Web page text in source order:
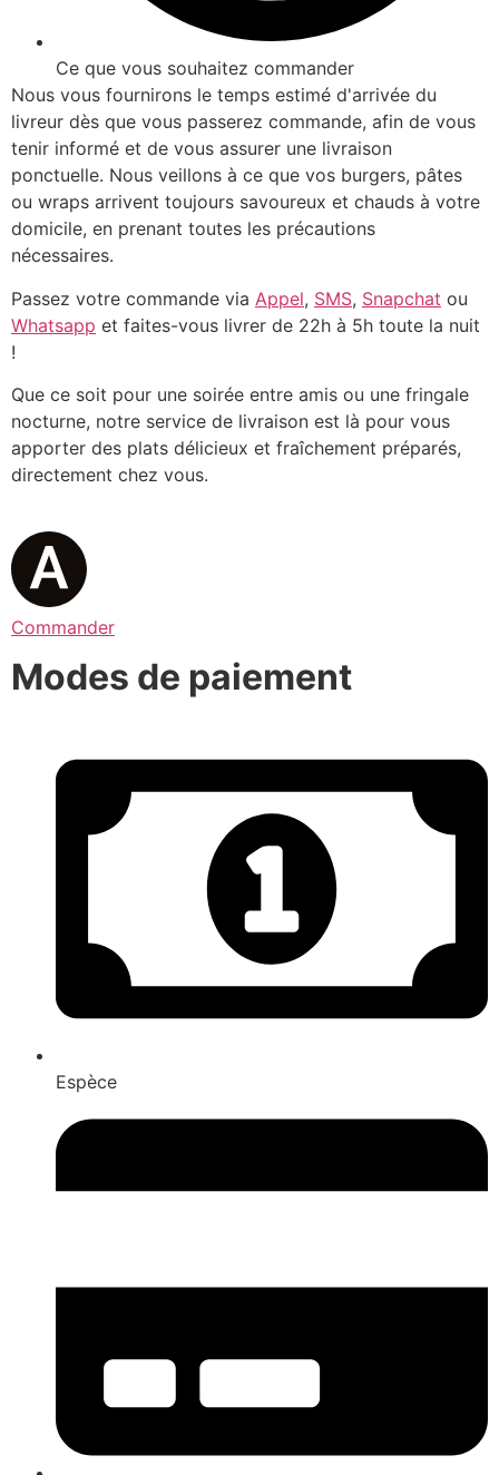
Ce que vous souhaitez commander
Nous vous fournirons le temps estimé d'arrivée du
livreur dès que vous passerez commande, afin de vous
tenir informé et de vous assurer une livraison
ponctuelle. Nous veillons à ce que vos burgers, pâtes
ou wraps arrivent toujours savoureux et chauds à votre
domicile, en prenant toutes les précautions
nécessaires.
Passez votre commande via Appel, SMS, Snapchat ou
Whatsapp et faites-vous livrer de 22h à 5h toute la nuit
!
Que ce soit pour une soirée entre amis ou une fringale
nocturne, notre service de livraison est là pour vous
apporter des plats délicieux et fraîchement préparés,
directement chez vous.
Commander
Modes de paiement
Espèce